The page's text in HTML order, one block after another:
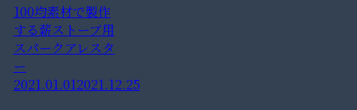
100均素材で製作
する薪ストーブ用
スパークアレスタ
ー
2021.01.012021.12.25